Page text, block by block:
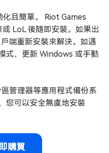
化且簡單。 Riot Games
LoL 後隨即安裝。如果出
端重新安裝來解決。如遇
式、更新 Windows 或手動
管理器等應用程式備份系
您可以安全無虞地安裝
購買